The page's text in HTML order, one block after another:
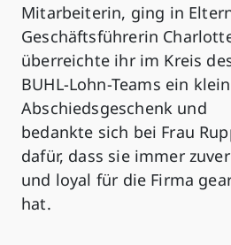
Mitarbeiterin, ging in
Geschäftsführerin
überreichte ihr im Kreis
BUHL-Lohn-Teams ein
Abschiedsgeschenk und
bedankte sich bei Frau
dafür, dass sie immer
und loyal für die Firma
hat.